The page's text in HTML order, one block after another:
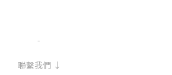
-
聯繫我們 ↓